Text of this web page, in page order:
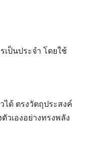
เป็นประจำ โดยใช้
ได้ ตรงวัตถุประสงค์
วเองอย่างทรงพลัง